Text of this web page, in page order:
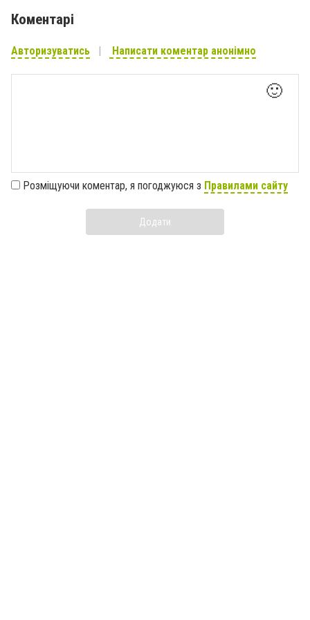
Коментарі
Авторизуватись Написати коментар анонімно
🙂
Розміщуючи коментар, я погоджуюся з Правилами сайту
Додати